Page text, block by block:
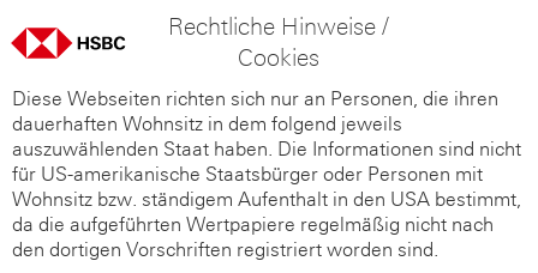
Rechtliche Hinweise /
Cookies
Diese Webseiten richten sich nur an Personen, die ihren
dauerhaften Wohnsitz in dem folgend jeweils
auszuwählenden Staat haben. Die Informationen sind nicht
für US-amerikanische Staatsbürger oder Personen mit
Wohnsitz bzw. ständigem Aufenthalt in den USA bestimmt,
da die aufgeführten Wertpapiere regelmäßig nicht nach
den dortigen Vorschriften registriert worden sind.